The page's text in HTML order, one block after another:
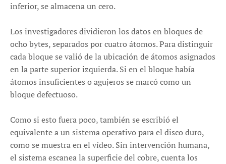
inferior, se almacena un cero.
Los investigadores dividieron los datos en bloques de
ocho bytes, separados por cuatro átomos. Para distinguir
cada bloque se valió de la ubicación de átomos asignados
en la parte superior izquierda. Si en el bloque había
átomos insuficientes o agujeros se marcó como un
bloque defectuoso.
Como si esto fuera poco, también se escribió el
equivalente a un sistema operativo para el disco duro,
como se muestra en el vídeo. Sin intervención humana,
el sistema escanea la superficie del cobre, cuenta los